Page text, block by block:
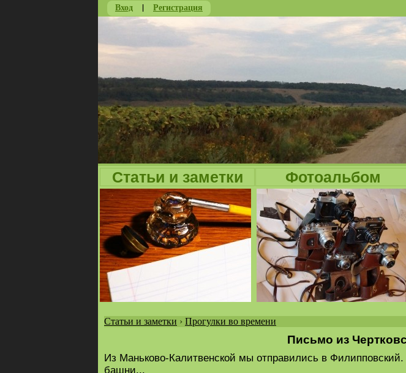
Вход | Регистрация
Статьи и заметки Фотоальбом
здесь
Статьи и заметки › Прогулки во времени
Письмо из
Из Маньково-Калитвенской мы отправились в Филипповский.
башни...